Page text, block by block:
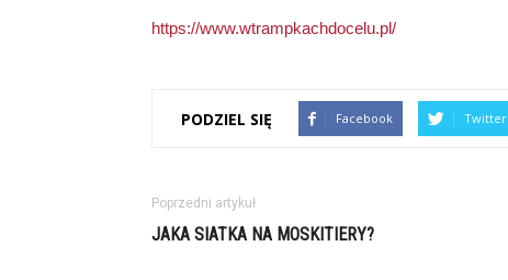
https://www.wtrampkachdocelu.pl/
PODZIEL SIĘ Facebook Twitter
Poprzedni artykuł
JAKA SIATKA NA MOSKITIERY?